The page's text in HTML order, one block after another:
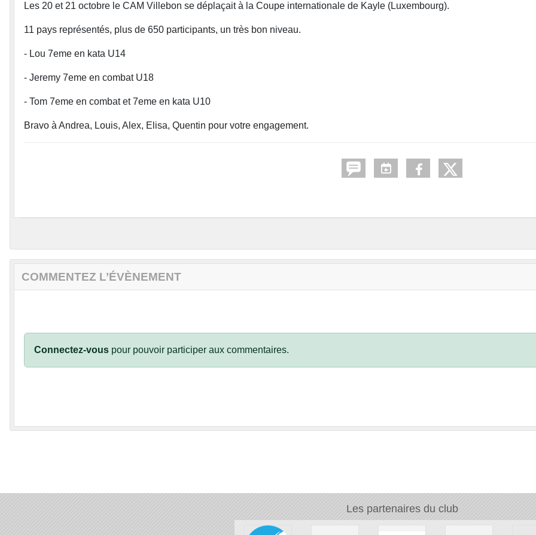
Les 20 et 21 octobre le CAM Villebon se déplaçait à la Coupe internationale de Kayle (Luxembourg).
11 pays représentés, plus de 650 participants, un très bon niveau.
- Lou 7eme en kata U14
- Jeremy 7eme en combat U18
- Tom 7eme en combat et 7eme en kata U10
Bravo à Andrea, Louis, Alex, Elisa, Quentin pour votre engagement.
COMMENTEZ L’ÉVÈNEMENT
Connectez-vous pour pouvoir participer aux commentaires.
Les partenaires du club